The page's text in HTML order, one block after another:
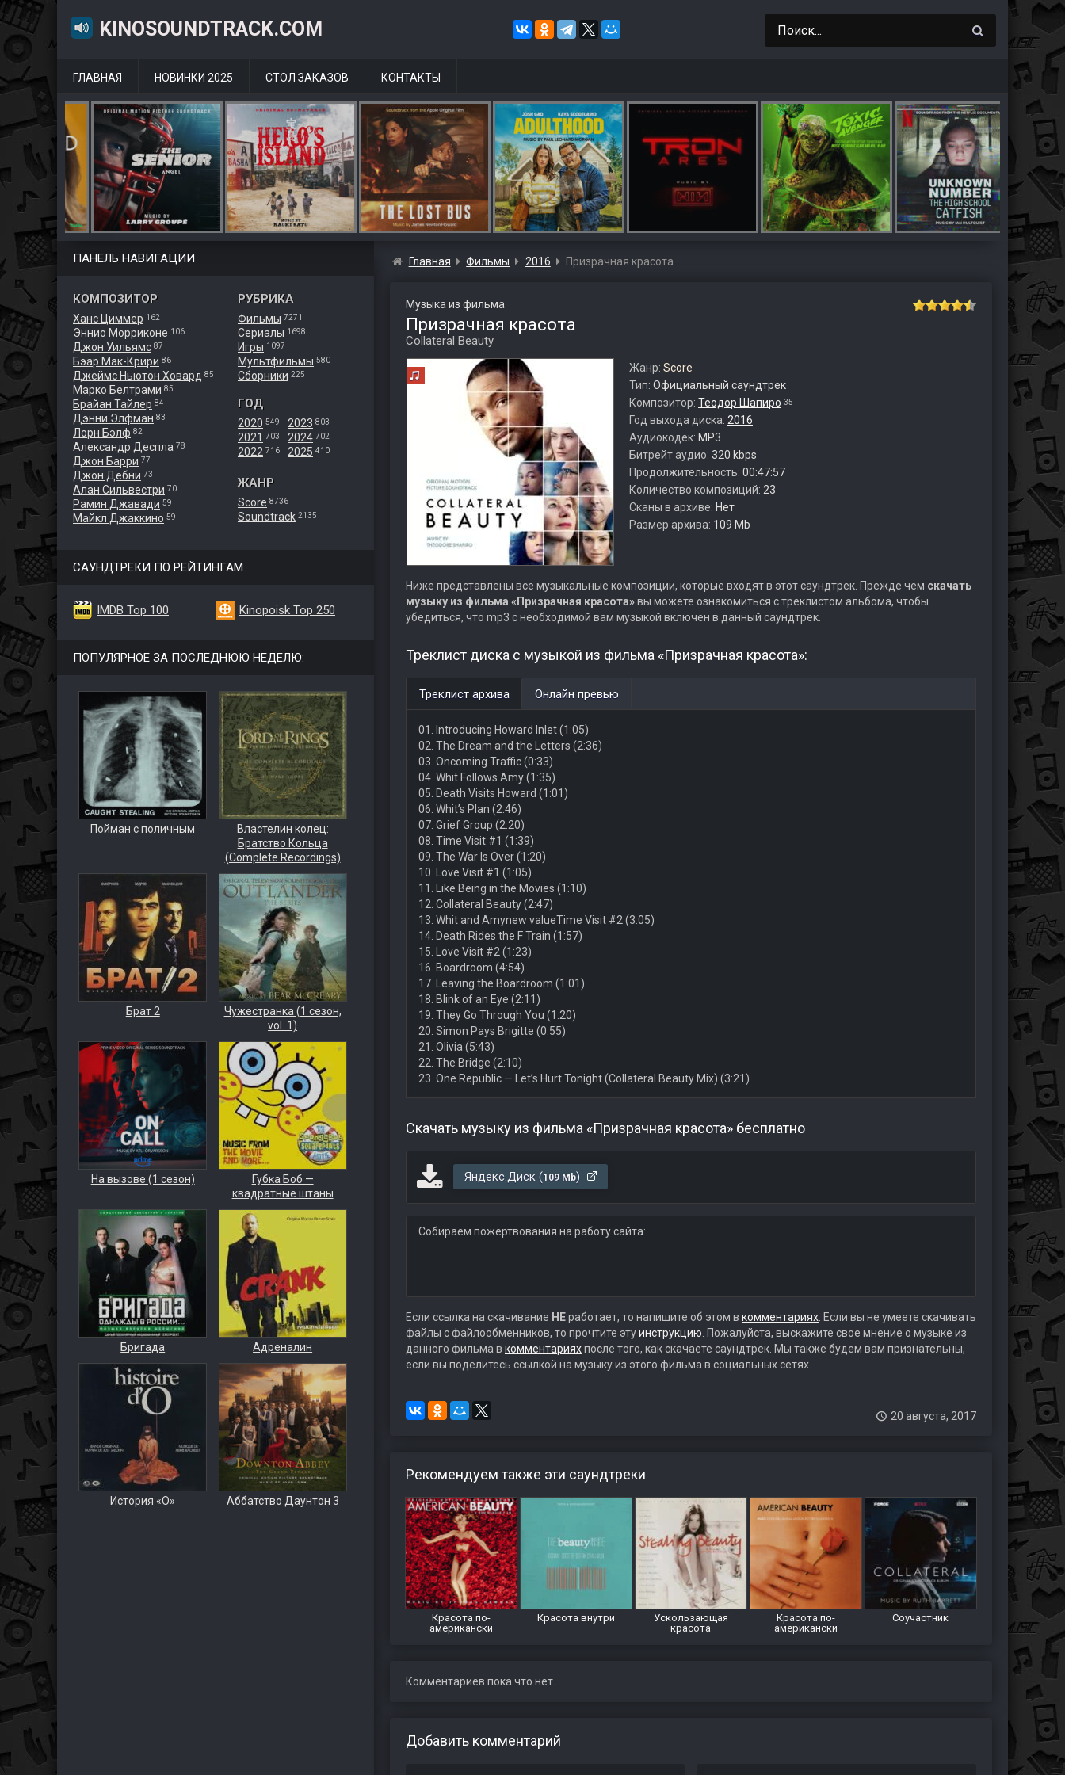
KINOSOUNDTRACK.COM
ГЛАВНАЯ НОВИНКИ 2025 СТОЛ ЗАКАЗОВ КОНТАКТЫ
ПАНЕЛЬ НАВИГАЦИИ
КОМПОЗИТОР
Ханс Циммер 162
Эннио Морриконе 106
Джон Уильямс 87
Бэар Мак-Крири 86
Джеймс Ньютон Ховард 85
Марко Белтрами 85
Брайан Тайлер 84
Дэнни Элфман 83
Лорн Бэлф 82
Александр Деспла 78
Джон Барри 77
Джон Дебни 73
Алан Сильвестри 70
Рамин Джавади 59
Майкл Джаккино 59
РУБРИКА
Фильмы 7271
Сериалы 1698
Игры 1097
Мультфильмы 580
Сборники 225
ГОД
2020 549
2021 703
2022 716
2023 803
2024 702
2025 410
ЖАНР
Score 8736
Soundtrack 2135
САУНДТРЕКИ ПО РЕЙТИНГАМ
IMDB Top 100 Kinopoisk Top 250
ПОПУЛЯРНОЕ ЗА ПОСЛЕДНЮЮ НЕДЕЛЮ:
Пойман с поличным
Властелин колец:
Братство Кольца
(Complete Recordings)
Брат 2
Чужестранка (1 сезон,
vol. 1)
На вызове (1 сезон)
Губка Боб —
квадратные штаны
Бригада Адреналин
История «О» Аббатство Даунтон 3
Главная Фильмы 2016 Призрачная красота
Музыка из фильма
Призрачная красота
Collateral Beauty
Жанр: Score
Тип: Официальный саундтрек
Композитор: Теодор Шапиро 35
Год выхода диска: 2016
Аудиокодек: MP3
Битрейт аудио: 320 kbps
Продолжительность: 00:47:57
Количество композиций: 23
Сканы в архиве: Нет
Размер архива: 109 Mb
Ниже представлены все музыкальные композиции, которые входят в этот саундтрек. Прежде чем скачать
музыку из фильма «Призрачная красота»вы можете ознакомиться с треклистом альбома, чтобы
убедиться, что mp3 с необходимой вам музыкой включен в данный саундтрек.
Треклист диска с музыкой из фильма «Призрачная красота»:
Треклист архива Онлайн превью
01. Introducing Howard Inlet (1:05)
02. The Dream and the Letters (2:36)
03. Oncoming Traffic (0:33)
04. Whit Follows Amy (1:35)
05. Death Visits Howard (1:01)
06. Whit’s Plan (2:46)
07. Grief Group (2:20)
08. Time Visit #1 (1:39)
09. The War Is Over (1:20)
10. Love Visit #1 (1:05)
11. Like Being in the Movies (1:10)
12. Collateral Beauty (2:47)
13. Whit and Amynew valueTime Visit #2 (3:05)
14. Death Rides the F Train (1:57)
15. Love Visit #2 (1:23)
16. Boardroom (4:54)
17. Leaving the Boardroom (1:01)
18. Blink of an Eye (2:11)
19. They Go Through You (1:20)
20. Simon Pays Brigitte (0:55)
21. Olivia (5:43)
22. The Bridge (2:10)
23. One Republic — Let’s Hurt Tonight (Collateral Beauty Mix) (3:21)
Скачать музыку из фильма «Призрачная красота» бесплатно
Яндекс.Диск (109 Mb)
Собираем пожертвования на работу сайта:
Если ссылка на скачивание НЕработает, то напишите об этом в комментариях. Если вы не умеете скачивать
файлы с файлообменников, то прочтите этуинструкцию . Пожалуйста, выскажите свое мнение о музыке из
данного фильма в комментарияхпосле того, как скачаете саундтрек. Мы также будем вам признательны,
если вы поделитесь ссылкой на музыку из этого фильма в социальных сетях.
20 августа, 2017
Рекомендуем также эти саундтреки
Красота по-
американски
Красота внутри
Ускользающая
красота
Красота по-
американски
Соучастник
Комментариев пока что нет.
Добавить комментарий